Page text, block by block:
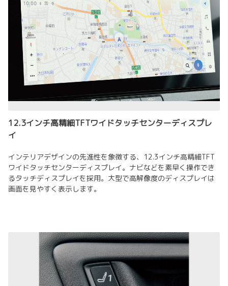
12.3インチ高精細TFTワイドタッチセンターディスプレ
イ
インテリアデザインの先進性を象徴する、12.3インチ高精細TFT
ワイドタッチセンターディスプレイ。ナビなどを素早く操作でき
るタッチディスプレイを採用。大型で高解像度のディスプレイは
画面を見やすく表示します。